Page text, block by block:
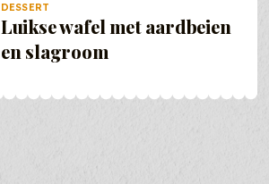
DESSERT
Luikse wafel met aardbeien
en slagroom